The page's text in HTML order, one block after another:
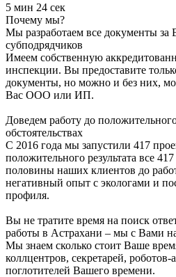
5 мин 24 сек
Почему мы?
Мы разработаем все документы за
субподрядчиков
Имеем собственную
инспекции. Вы предоставите
документы, но можно и без них,
Вас ООО или ИП.
Доведем работу до
обстоятельствах
С 2016 года мы запустили 417
положительного результата все
половины наших клиентов до
негативный опыт с экологами и
профиля.
Вы не тратите время на поиск
работы в Астрахани – мы с Вами
Мы знаем сколько стоит Ваше
коллцентров, секретарей,
поглотителей Вашего времени.